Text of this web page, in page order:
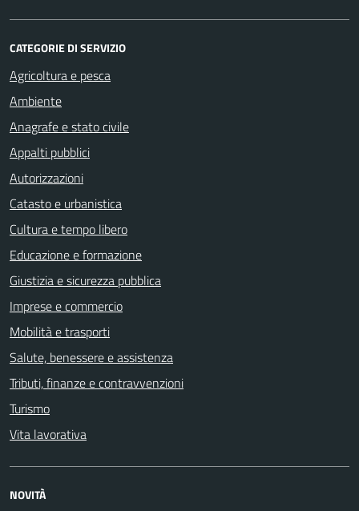
CATEGORIE DI SERVIZIO
Agricoltura e pesca
Ambiente
Anagrafe e stato civile
Appalti pubblici
Autorizzazioni
Catasto e urbanistica
Cultura e tempo libero
Educazione e formazione
Giustizia e sicurezza pubblica
Imprese e commercio
Mobilità e trasporti
Salute, benessere e assistenza
Tributi, finanze e contravvenzioni
Turismo
Vita lavorativa
NOVITÀ